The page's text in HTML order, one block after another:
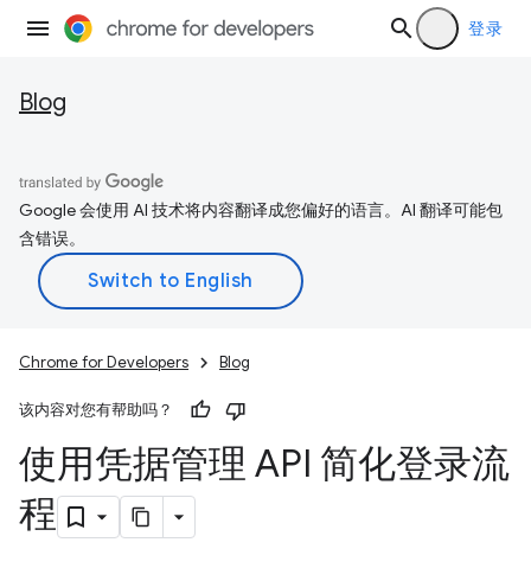
登录
Blog
Google 会使用 AI 技术将内容翻译成您偏好的语言。AI 翻译可能包
含错误。
Chrome for Developers Blog
该内容对您有帮助吗？
使用凭据管理 API 简化登录流
程